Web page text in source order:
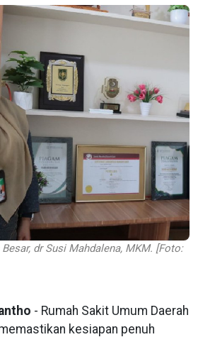
dr Susi Mahdalena, MKM. [Foto:
- Rumah Sakit Umum Daerah
kesiapan penuh